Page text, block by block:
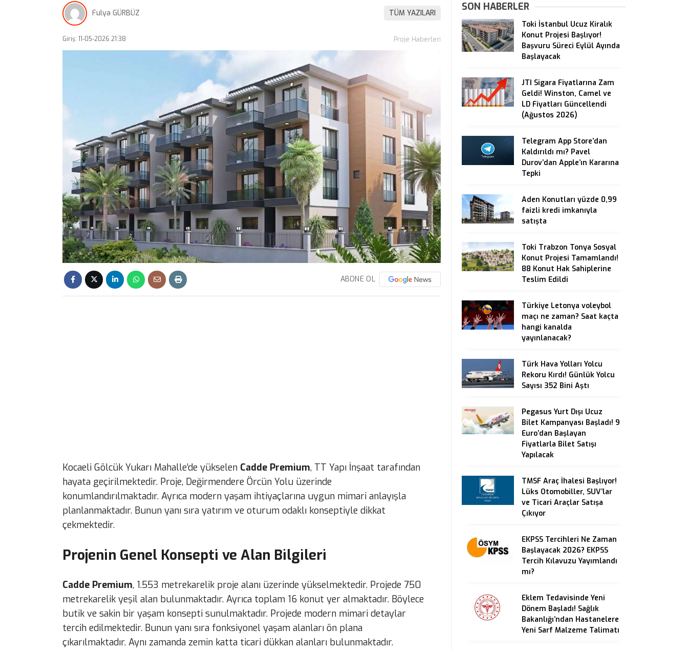
Fulya GÜRBÜZ TÜM YAZILARI
Giriş: 11-05-2026 21:38 Proje Haberleri
ABONE OL
Kocaeli Gölcük Yukarı Mahalle’de yükselen Cadde Premium, TT Yapı İnşaat tarafından
hayata geçirilmektedir. Proje, Değirmendere Örcün Yolu üzerinde
konumlandırılmaktadır. Ayrıca modern yaşam ihtiyaçlarına uygun mimari anlayışla
planlanmaktadır. Bunun yanı sıra yatırım ve oturum odaklı konseptiyle dikkat
çekmektedir.
Projenin Genel Konsepti ve Alan Bilgileri
Cadde Premium, 1.553 metrekarelik proje alanı üzerinde yükselmektedir. Projede 750
metrekarelik yeşil alan bulunmaktadır. Ayrıca toplam 16 konut yer almaktadır. Böylece
butik ve sakin bir yaşam konsepti sunulmaktadır. Projede modern mimari detaylar
tercih edilmektedir. Bunun yanı sıra fonksiyonel yaşam alanları ön plana
çıkarılmaktadır. Aynı zamanda zemin katta ticari dükkan alanları bulunmaktadır.
SON HABERLER
Toki İstanbul Ucuz Kiralık
Konut Projesi Başlıyor!
Başvuru Süreci Eylül Ayında
Başlayacak
JTI Sigara Fiyatlarına Zam
Geldi! Winston, Camel ve
LD Fiyatları Güncellendi
(Ağustos 2026)
Telegram App Store’dan
Kaldırıldı mı? Pavel
Durov’dan Apple’ın Kararına
Tepki
Aden Konutları yüzde 0,99
faizli kredi imkanıyla
satışta
Toki Trabzon Tonya Sosyal
Konut Projesi Tamamlandı!
88 Konut Hak Sahiplerine
Teslim Edildi
Türkiye Letonya voleybol
maçı ne zaman? Saat kaçta
hangi kanalda
yayınlanacak?
Türk Hava Yolları Yolcu
Rekoru Kırdı! Günlük Yolcu
Sayısı 352 Bini Aştı
Pegasus Yurt Dışı Ucuz
Bilet Kampanyası Başladı! 9
Euro’dan Başlayan
Fiyatlarla Bilet Satışı
Yapılacak
TMSF Araç İhalesi Başlıyor!
Lüks Otomobiller, SUV’lar
ve Ticari Araçlar Satışa
Çıkıyor
EKPSS Tercihleri Ne Zaman
Başlayacak 2026? EKPSS
Tercih Kılavuzu Yayımlandı
mı?
Eklem Tedavisinde Yeni
Dönem Başladı! Sağlık
Bakanlığı’ndan Hastanelere
Yeni Sarf Malzeme Talimatı